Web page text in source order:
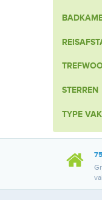
STERREN
TYPE